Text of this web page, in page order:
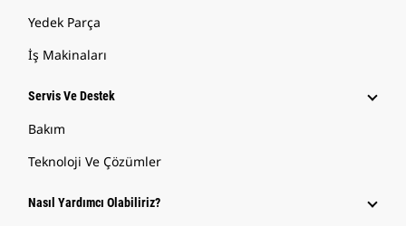
Yedek Parça
İş Makinaları
Servis Ve Destek
Bakım
Teknoloji Ve Çözümler
Nasıl Yardımcı Olabiliriz?